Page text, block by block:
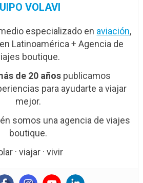
VOLAVI
especializado en aviación,
Latinoamérica + Agencia de
boutique.
de 20 años publicamos
para ayudarte a viajar
mejor.
somos una agencia de viajes
boutique.
· viajar · vivir